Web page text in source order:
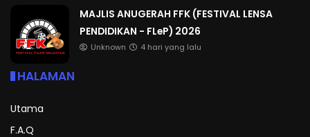
MAJLIS ANUGERAH FFK (FESTIVAL LENSA
PENDIDIKAN - FLeP) 2026
Unknown 4 hari yang lalu
HALAMAN
Utama
F.A.Q